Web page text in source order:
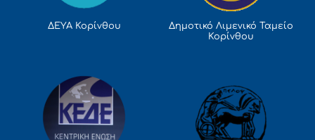
ΔΕΥΑ Κορίνθου
Δημοτικό Λιμενικό Ταμείο
Κορίνθου